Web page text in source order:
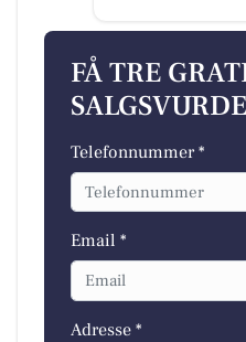
FÅ TRE
Telefonnummer *
Email *
Adresse *